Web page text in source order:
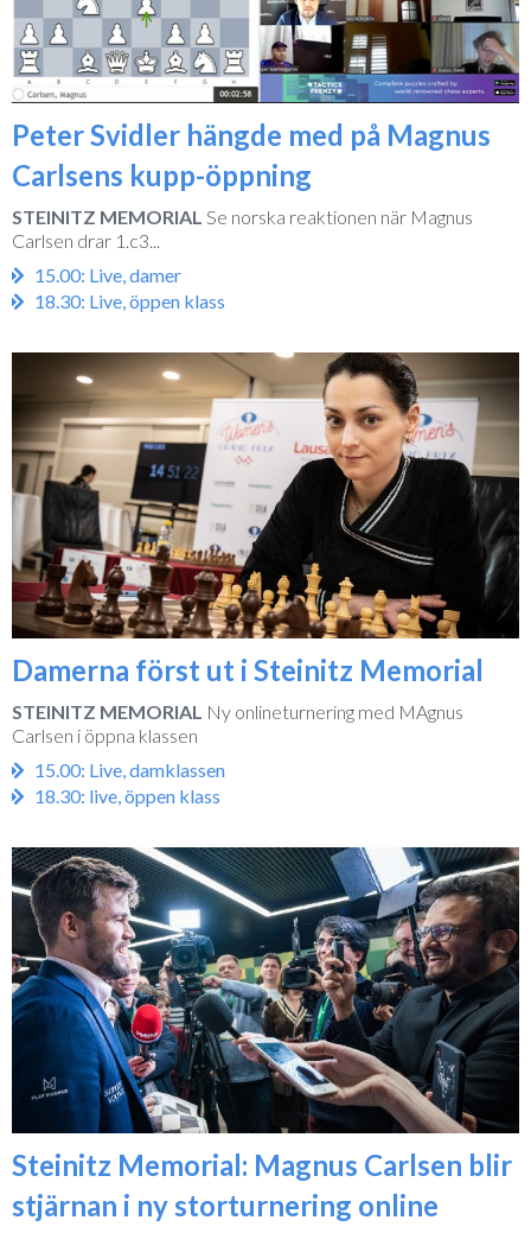
Peter Svidler hängde med på Magnus
Carlsens kupp-öppning
STEINITZ MEMORIAL Se norska reaktionen när Magnus
Carlsen drar 1.c3...
15.00: Live, damer
18.30: Live, öppen klass
Damerna först ut i Steinitz Memorial
STEINITZ MEMORIAL Ny onlineturnering med MAgnus
Carlsen i öppna klassen
15.00: Live, damklassen
18.30: live, öppen klass
Steinitz Memorial: Magnus Carlsen blir
stjärnan i ny storturnering online